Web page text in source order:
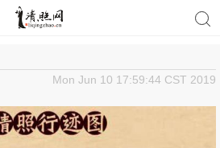
Mon Jun 10 17:59:44 CST 2019